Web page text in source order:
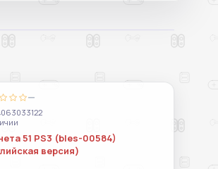
—
51 PS3 (bles-00584)
версия)